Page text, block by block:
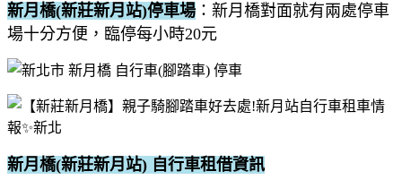
新月橋(新莊新月站)停車場 ：新月橋對面就有兩處停車
場十分方便，臨停每小時20元
新月橋(新莊新月站) 自行車租借資訊